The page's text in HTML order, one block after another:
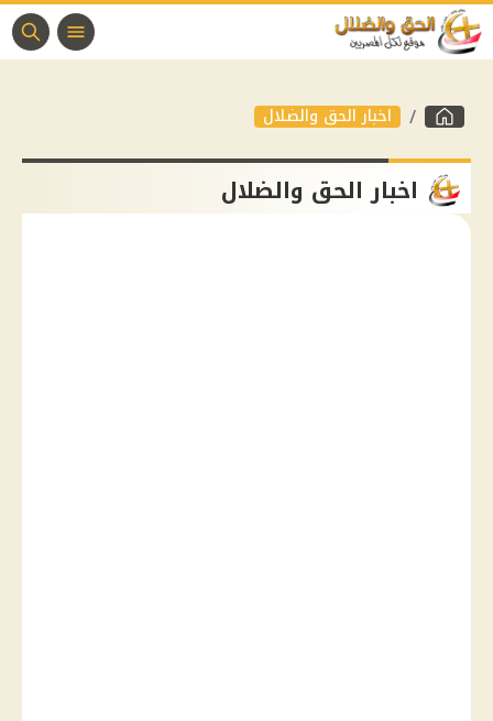
اخبار الحق والضلال
اخبار الحق والضلال